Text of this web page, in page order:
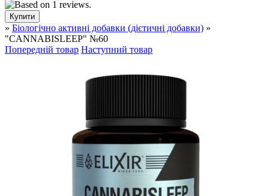
» Біологічно активні добавки (дієтичні добавки) »
"CANNABISLEEP" №60
Попередній товар Наступний товар